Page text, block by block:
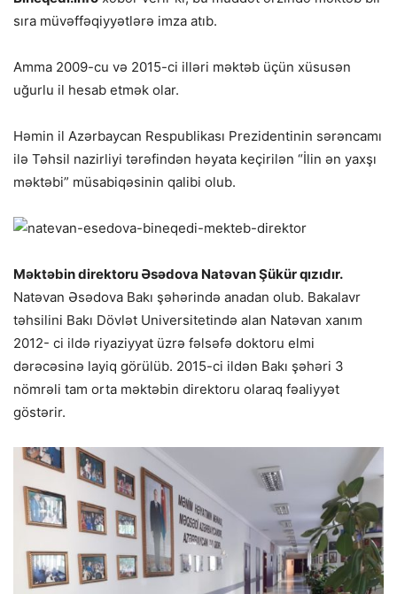
sıra müvəffəqiyyətlərə imza atıb.
Amma 2009-cu və 2015-ci illəri məktəb üçün xüsusən
uğurlu il hesab etmək olar.
Həmin il Azərbaycan Respublikası Prezidentinin sərəncamı
ilə Təhsil nazirliyi tərəfindən həyata keçirilən “İlin ən yaxşı
məktəbi” müsabiqəsinin qalibi olub.
Məktəbin direktoru Əsədova Natəvan Şükür qızıdır.
Natəvan Əsədova Bakı şəhərində anadan olub. Bakalavr
təhsilini Bakı Dövlət Universitetində alan Natəvan xanım
2012- ci ildə riyaziyyat üzrə fəlsəfə doktoru elmi
dərəcəsinə layiq görülüb. 2015-ci ildən Bakı şəhəri 3
nömrəli tam orta məktəbin direktoru olaraq fəaliyyət
göstərir.